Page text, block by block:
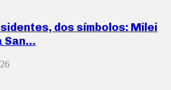
dos símbolos: Milei
San…